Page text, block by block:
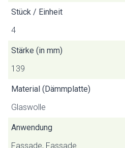
Stück / Einheit
4
Stärke (in mm)
139
Material (Dämmplatte)
Glaswolle
Anwendung
Fassade, Fassade